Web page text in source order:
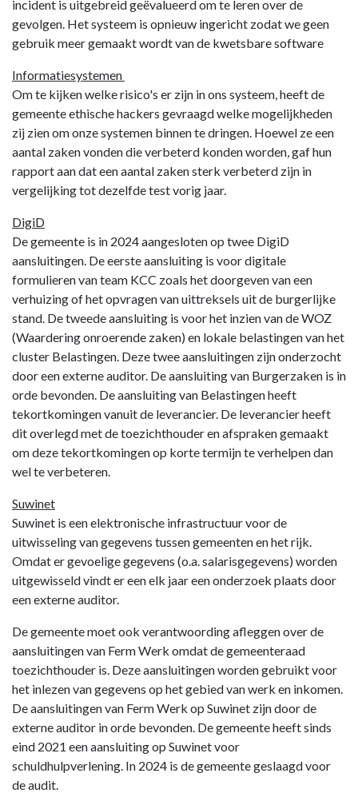
incident is uitgebreid geëvalueerd om te leren over de
gevolgen. Het systeem is opnieuw ingericht zodat we geen
gebruik meer gemaakt wordt van de kwetsbare software
Informatiesystemen
Om te kijken welke risico's er zijn in ons systeem, heeft de
gemeente ethische hackers gevraagd welke mogelijkheden
zij zien om onze systemen binnen te dringen. Hoewel ze een
aantal zaken vonden die verbeterd konden worden, gaf hun
rapport aan dat een aantal zaken sterk verbeterd zijn in
vergelijking tot dezelfde test vorig jaar.
DigiD
De gemeente is in 2024 aangesloten op twee DigiD
aansluitingen. De eerste aansluiting is voor digitale
formulieren van team KCC zoals het doorgeven van een
verhuizing of het opvragen van uittreksels uit de burgerlijke
stand. De tweede aansluiting is voor het inzien van de WOZ
(Waardering onroerende zaken) en lokale belastingen van het
cluster Belastingen. Deze twee aansluitingen zijn onderzocht
door een externe auditor. De aansluiting van Burgerzaken is in
orde bevonden. De aansluiting van Belastingen heeft
tekortkomingen vanuit de leverancier. De leverancier heeft
dit overlegd met de toezichthouder en afspraken gemaakt
om deze tekortkomingen op korte termijn te verhelpen dan
wel te verbeteren.
Suwinet
Suwinet is een elektronische infrastructuur voor de
uitwisseling van gegevens tussen gemeenten en het rijk.
Omdat er gevoelige gegevens (o.a. salarisgegevens) worden
uitgewisseld vindt er een elk jaar een onderzoek plaats door
een externe auditor.
De gemeente moet ook verantwoording afleggen over de
aansluitingen van Ferm Werk omdat de gemeenteraad
toezichthouder is. Deze aansluitingen worden gebruikt voor
het inlezen van gegevens op het gebied van werk en inkomen.
De aansluitingen van Ferm Werk op Suwinet zijn door de
externe auditor in orde bevonden. De gemeente heeft sinds
eind 2021 een aansluiting op Suwinet voor
schuldhulpverlening. In 2024 is de gemeente geslaagd voor
de audit.